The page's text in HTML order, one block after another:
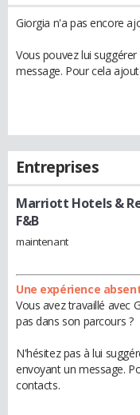
Giorgia n'a pas encore
Vous pouvez lui
message. Pour cela
Entreprises
Marriott Hotels &
F&B
maintenant
Une expérience
Vous avez travaillé avec
pas dans son parcours ?
N'hésitez pas à lui
envoyant un message.
contacts.